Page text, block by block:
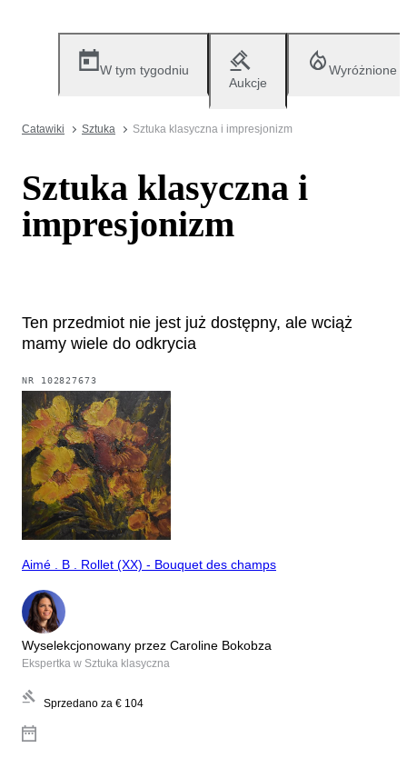
W tym tygodniu
Aukcje
Wyróżnione
Catawiki Sztuka Sztuka klasyczna i impresjonizm
Sztuka klasyczna i
impresjonizm
Ten przedmiot nie jest już dostępny, ale wciąż
mamy wiele do odkrycia
NR 102827673
Aimé . B . Rollet (XX) - Bouquet des champs
Wyselekcjonowany przez Caroline Bokobza
Ekspertka w Sztuka klasyczna
Sprzedano za € 104